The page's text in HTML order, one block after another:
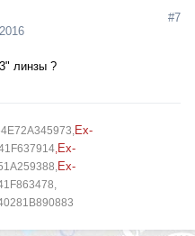
#7
линзы ?
,Ex-
,Ex-
Ex-